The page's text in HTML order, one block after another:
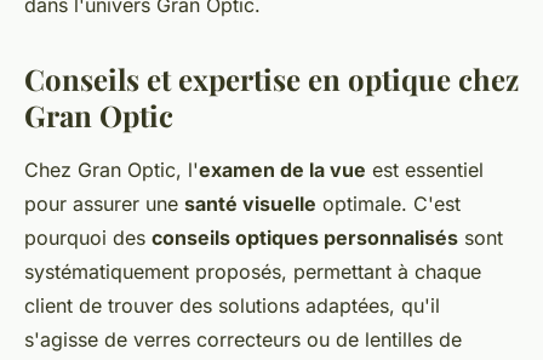
dans l'univers Gran Optic.
Conseils et expertise en optique chez
Gran Optic
Chez Gran Optic, l'examen de la vue est essentiel
pour assurer une santé visuelle optimale. C'est
pourquoi des conseils optiques personnalisés sont
systématiquement proposés, permettant à chaque
client de trouver des solutions adaptées, qu'il
s'agisse de verres correcteurs ou de lentilles de